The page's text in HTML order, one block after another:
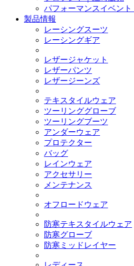
パフォーマンスイベント
製品情報
レーシングスーツ
レーシングギア
レザージャケット
レザーパンツ
レザージーンズ
テキスタイルウェア
ツーリンググローブ
ツーリングブーツ
アンダーウェア
プロテクター
バッグ
レインウェア
アクセサリー
メンテナンス
オフロードウェア
防寒テキスタイルウェア
防寒グローブ
防寒ミッドレイヤー